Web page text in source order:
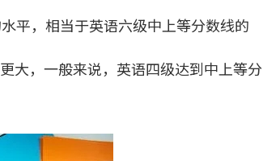
平，相当于英语六级中上等分数线的
大，一般来说，英语四级达到中上等分